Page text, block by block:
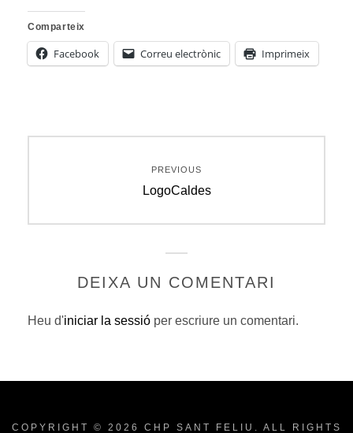
Comparteix
Facebook Correu electrònic Imprimeix
PREVIOUS
Previous
LogoCaldes
DEIXA UN COMENTARI
Heu d'iniciar la sessió per escriure un comentari.
COPYRIGHT © 2026 CHP SANT FELIU . ALL RIGHTS